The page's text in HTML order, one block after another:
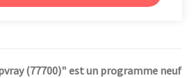
(77700)" est un programme neuf